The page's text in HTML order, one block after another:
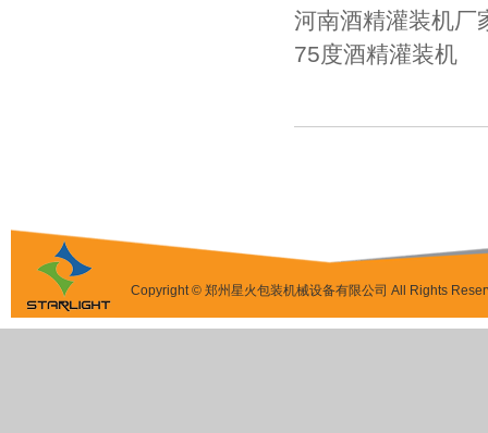
河南酒精灌装机厂
75度酒精灌装机
Copyright © 郑州星火包装机械设备有限公司 All Rights